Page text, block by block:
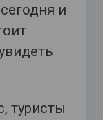
и
туристы